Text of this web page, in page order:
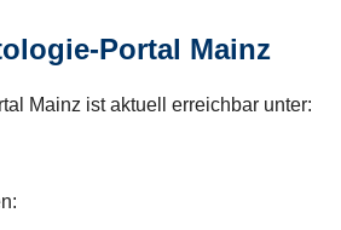
Portal Mainz
Mainz ist aktuell erreichbar unter: